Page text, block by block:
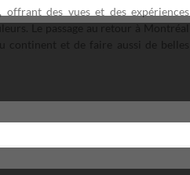
offrant des vues et des expériences